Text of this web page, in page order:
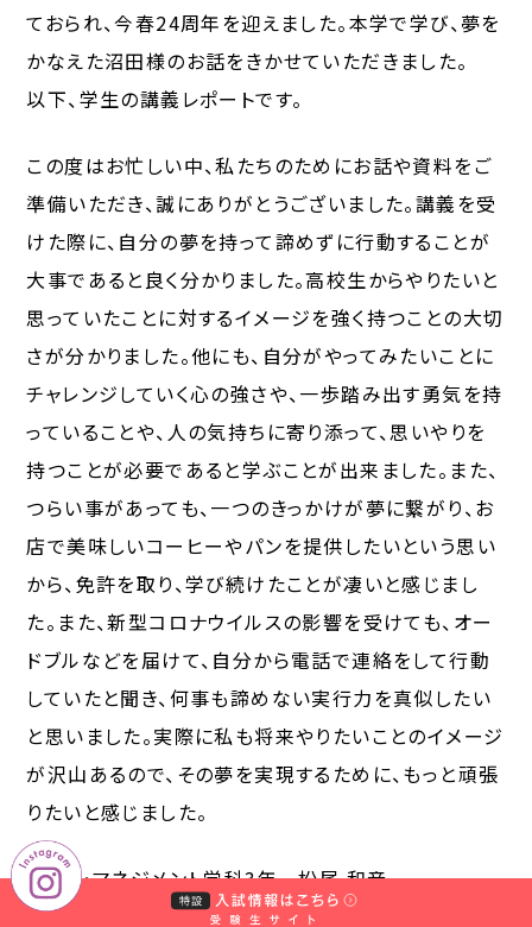
ておられ、今春24周年を迎えました。本学で学び、夢を
かなえた沼田様のお話をきかせていただきました。
以下、学生の講義レポートです。
この度はお忙しい中、私たちのためにお話や資料をご
準備いただき、誠にありがとうございました。講義を受
けた際に、自分の夢を持って諦めずに行動することが
大事であると良く分かりました。高校生からやりたいと
思っていたことに対するイメージを強く持つことの大切
さが分かりました。他にも、自分がやってみたいことに
チャレンジしていく心の強さや、一歩踏み出す勇気を持
っていることや、人の気持ちに寄り添って、思いやりを
持つことが必要であると学ぶことが出来ました。また、
つらい事があっても、一つのきっかけが夢に繋がり、お
店で美味しいコーヒーやパンを提供したいという思い
から、免許を取り、学び続けたことが凄いと感じまし
た。また、新型コロナウイルスの影響を受けても、オー
ドブルなどを届けて、自分から電話で連絡をして行動
していたと聞き、何事も諦めない実行力を真似したい
と思いました。実際に私も将来やりたいことのイメージ
が沢山あるので、その夢を実現するために、もっと頑張
りたいと感じました。
フード・マネジメント学科3年 松尾 和音